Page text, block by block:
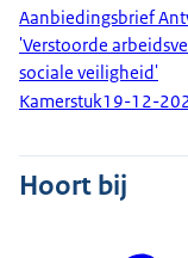
Aanbiedingsbrief
'Verstoorde
sociale veiligheid'
Kamerstuk19-12-
Hoort bij